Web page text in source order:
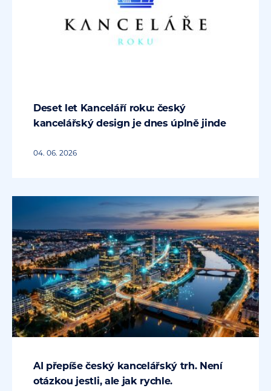
Deset let Kanceláří roku: český
kancelářský design je dnes úplně jinde
04. 06. 2026
AI přepíše český kancelářský trh. Není
otázkou jestli, ale jak rychle.